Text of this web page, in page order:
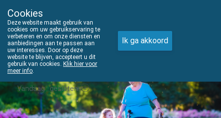
011610303
Vandaag gesloten
Cookies
Deze website maakt gebruik van
cookies om uw gebruikservaring te
verbeteren en om onze diensten en
aanbiedingen aan te passen aan
uw interesses. Door op deze
website te blijven, accepteert u dit
gebruik van cookies. Klik hier voor
meer info.
Ik ga akkoord